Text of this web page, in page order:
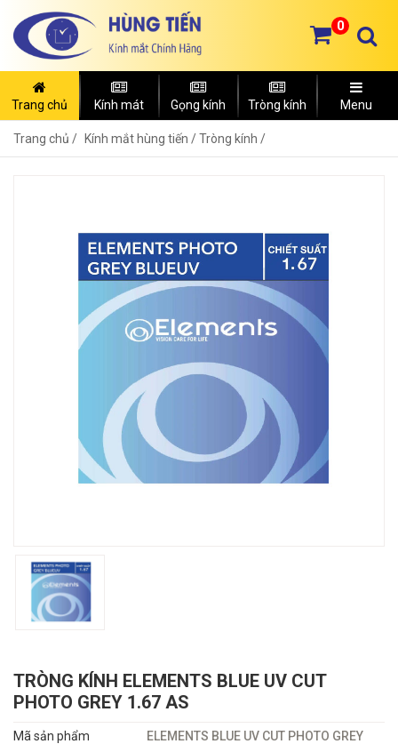
0
Trang chủ Kính mát Gọng kính Tròng kính Menu
Trang chủ Kính mắt hùng tiến /Tròng kính /
TRÒNG KÍNH ELEMENTS BLUE UV CUT
PHOTO GREY 1.67 AS
Mã sản phẩm
ELEMENTS BLUE UV CUT PHOTO GREY